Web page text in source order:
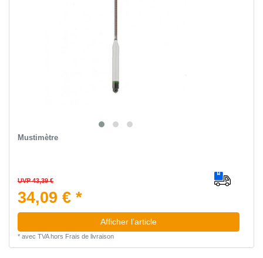
Mustimètre
UVP 43,39 €
34,09 € *
Afficher l’article
* avec TVAhors Frais de livraison